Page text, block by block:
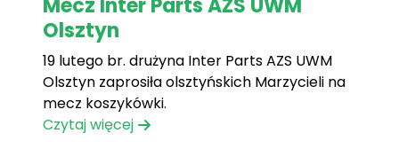
Mecz Inter Parts AZS UWM
Olsztyn
19 lutego br. drużyna Inter Parts AZS UWM
Olsztyn zaprosiła olsztyńskich Marzycieli na
mecz koszykówki.
Czytaj więcej